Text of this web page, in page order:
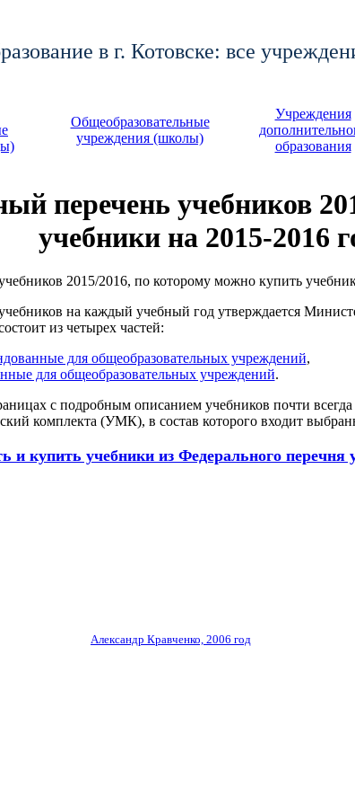
в г. Котовске: все
Общеобразовательные
учреждения (школы)
Учреждения
образования
перечень учебников
учебники на 2015-2016
2015/2016, по которому можно купить
на каждый учебный год утверждается
из четырех частей:
для общеобразовательных учреждений,
для общеобразовательных учреждений.
с подробным описанием учебников почти
комплекта (УМК), в состав которого входит
и купить учебники из Федерального перечня
Александр Кравченко, 2006 год